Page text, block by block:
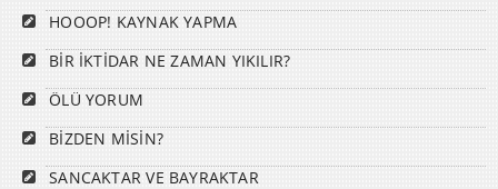
HOOOP! KAYNAK YAPMA
BİR İKTİDAR NE ZAMAN YIKILIR?
ÖLÜ YORUM
BİZDEN MİSİN?
SANCAKTAR VE BAYRAKTAR